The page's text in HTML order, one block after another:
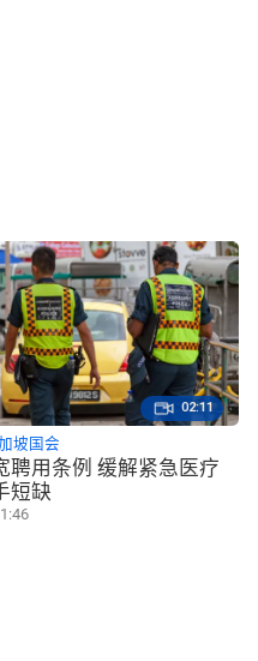
聘用条例 缓解紧急医疗
短缺
坡国会
02:11